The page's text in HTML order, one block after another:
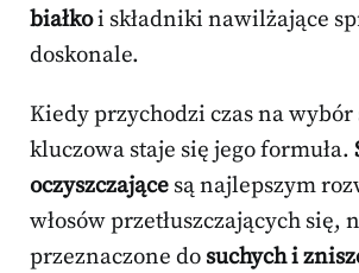
białkoi składniki nawilżające
doskonale.
Kiedy przychodzi czas na wybór
kluczowa staje się jego formuła.
oczyszczające są najlepszym
włosów przetłuszczających się,
przeznaczone do suchych i